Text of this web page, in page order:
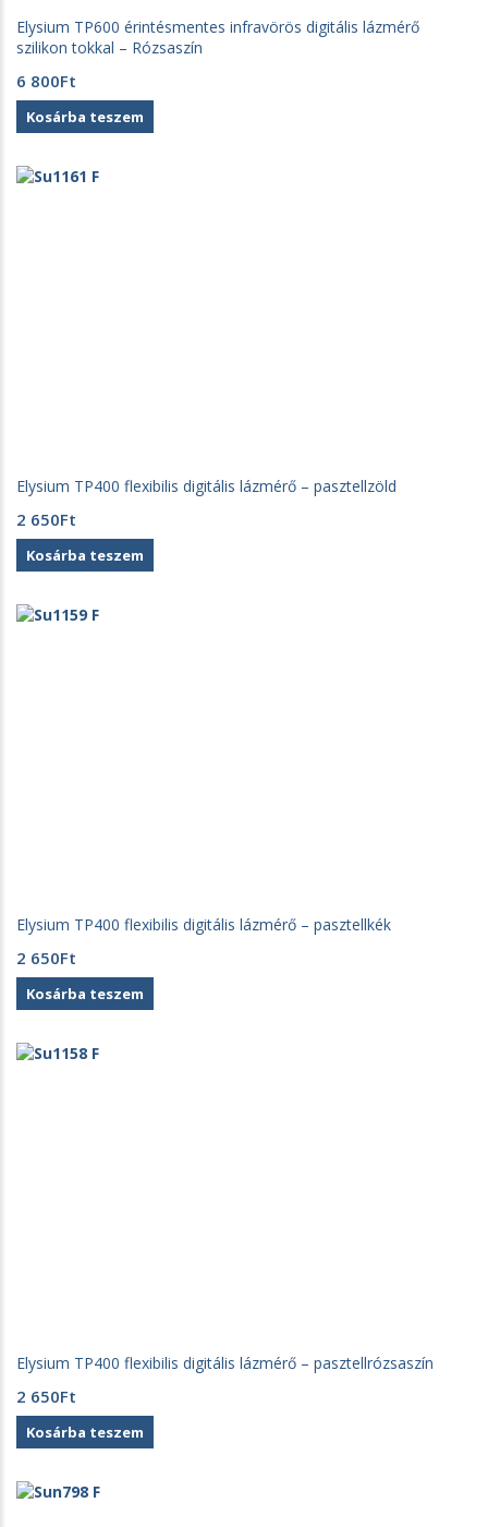
Elysium TP600 érintésmentes infravörös digitális lázmérő
szilikon tokkal – Rózsaszín
6 800Ft
Kosárba teszem
Elysium TP400 flexibilis digitális lázmérő – pasztellzöld
2 650Ft
Kosárba teszem
Elysium TP400 flexibilis digitális lázmérő – pasztellkék
2 650Ft
Kosárba teszem
Elysium TP400 flexibilis digitális lázmérő – pasztellrózsaszín
2 650Ft
Kosárba teszem